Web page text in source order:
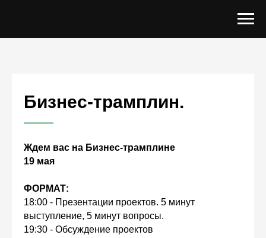
Бизнес-трамплин.
Ждем вас на Бизнес-трамплине
19 мая
ФОРМАТ:
18:00 - Презентации проектов. 5 минут
выступление, 5 минут вопросы.
19:30 - Обсуждение проектов